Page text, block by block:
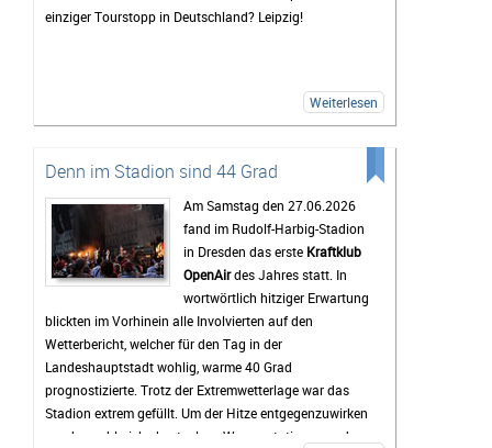
beginnt das Festivalgefühl oft schon lange, bevor die
zwischendurch eine Pause vom Trubel braucht, kann
zu mehr als nur einem Musikfestival.
Bis zum Festival dauert es zwar noch etwas, doch die
Vorfreude wächst mit jedem Tag. Viele Tickets sind
bereits verkauft und die Erwartungen an das
Wochenende sind entsprechend hoch. Wenn das
Wetter mitspielt und die Stimmung so gut wird wie in
den vergangenen Jahren, dürfte das Highfield Festival
2026 wieder zu den Höhepunkten des Festivalsommers
gehören.
einziger Tourstopp in Deutschland? Leipzig!
Weiterlesen
Denn im Stadion sind 44 Grad
Am Samstag den 27.06.2026
fand im Rudolf-Harbig-Stadion
in Dresden das erste Kraftklub
OpenAirdes Jahres statt. In
wortwörtlich hitziger Erwartung
blickten im Vorhinein alle Involvierten auf den
Wetterbericht, welcher für den Tag in der
Landeshauptstadt wohlig, warme 40 Grad
prognostizierte. Trotz der Extremwetterlage war das
Stadion extrem gefüllt. Um der Hitze entgegenzuwirken
wurden zahlreiche kostenlose Wasserstationen und -